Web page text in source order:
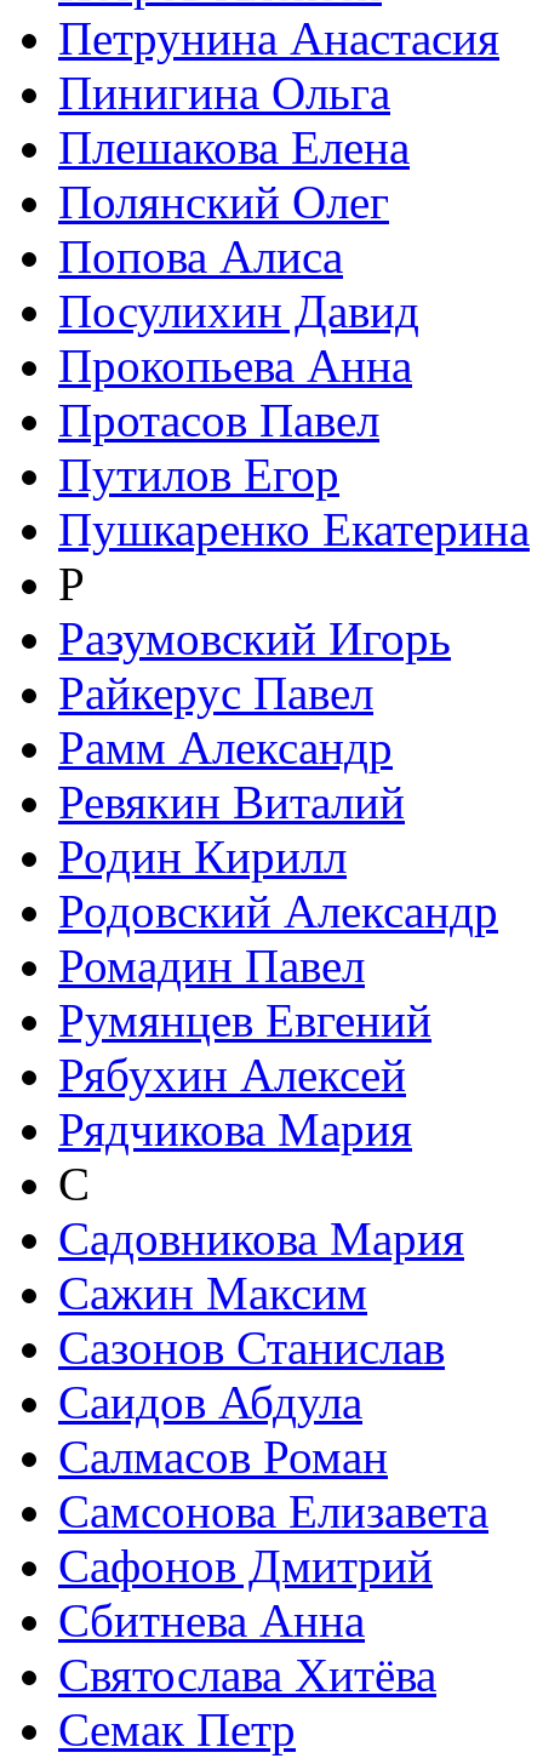
Петрунина Анастасия
Пинигина Ольга
Плешакова Елена
Полянский Олег
Попова Алиса
Посулихин Давид
Прокопьева Анна
Протасов Павел
Путилов Егор
Пушкаренко Екатерина
Р
Разумовский Игорь
Райкерус Павел
Рамм Александр
Ревякин Виталий
Родин Кирилл
Родовский Александр
Ромадин Павел
Румянцев Евгений
Рябухин Алексей
Рядчикова Мария
С
Садовникова Мария
Сажин Максим
Сазонов Станислав
Саидов Абдула
Салмасов Роман
Самсонова Елизавета
Сафонов Дмитрий
Сбитнева Анна
Святослава Хитёва
Семак Петр